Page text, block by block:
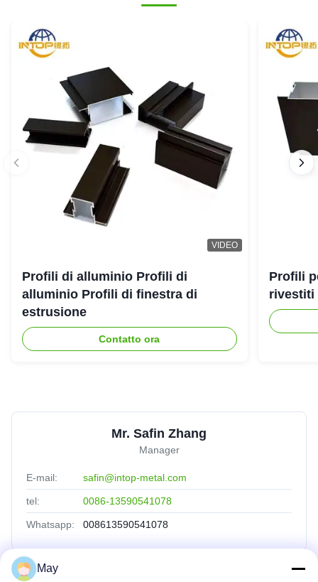
VIDEO
Profili di alluminio Profili di
alluminio Profili di finestra di
estrusione
Contatto ora
Profili
rivestiti
Mr. Safin Zhang
Manager
E-mail: safin@intop-metal.com
tel: 0086-13590541078
Whatsapp: 008613590541078
May